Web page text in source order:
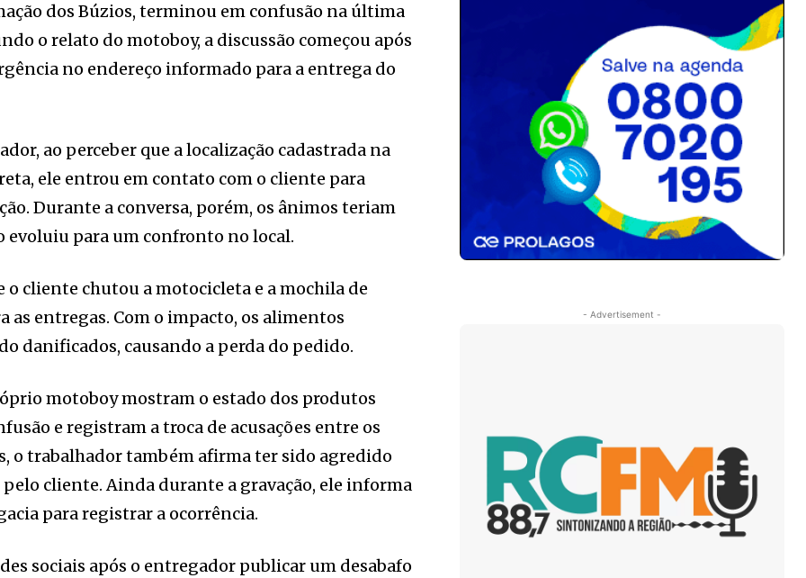
dos Búzios, terminou em confusão na última
o relato do motoboy, a discussão começou após
no endereço informado para a entrega do
ao perceber que a localização cadastrada na
ele entrou em contato com o cliente para
Durante a conversa, porém, os ânimos teriam
evoluiu para um confronto no local.
o cliente chutou a motocicleta e a mochila de
entregas. Com o impacto, os alimentos
danificados, causando a perda do pedido.
motoboy mostram o estado dos produtos
e registram a troca de acusações entre os
o trabalhador também afirma ter sido agredido
cliente. Ainda durante a gravação, ele informa
para registrar a ocorrência.
sociais após o entregador publicar um desabafo
- Advertisement -